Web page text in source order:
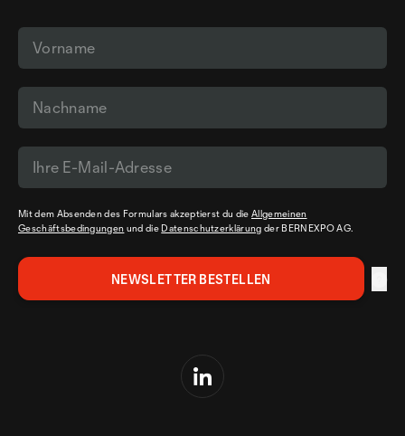
Mit dem Absenden des Formulars akzeptierst du dieAllgemeinen
Geschäftsbedingungen und die Datenschutzerklärung der BERNEXPO AG.